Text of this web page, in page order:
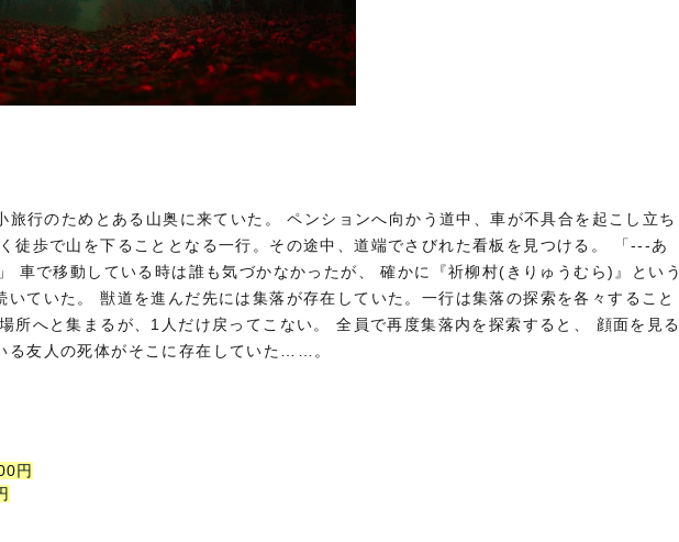
旅行のためとある山奥に来ていた。 ペンションへ向かう道中、車が不具合を起こし立ち
徒歩で山を下ることとなる一行。その途中、道端でさびれた看板を見つける。 「---あ
車で移動している時は誰も気づかなかったが、 確かに『祈柳村(きりゅうむら)』という
いていた。 獣道を進んだ先には集落が存在していた。一行は集落の探索を各々すること
所へと集まるが、1人だけ戻ってこない。 全員で再度集落内を探索すると、 顔面を見る
る友人の死体がそこに存在していた……。
円